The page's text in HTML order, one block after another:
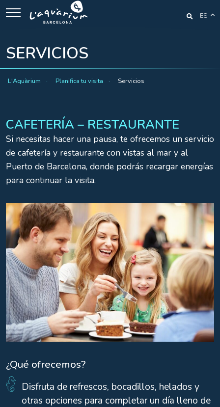
ES
SERVICIOS
L'Aquàrium Planifica tu visita Servicios
CAFETERÍA – RESTAURANTE
Si necesitas hacer una pausa, te ofrecemos un servicio
de cafetería y restaurante con vistas al mar y al
Puerto de Barcelona, donde podrás recargar energías
para continuar la visita.
¿Qué ofrecemos?
Disfruta de refrescos, bocadillos, helados y
otras opciones para completar un día lleno de